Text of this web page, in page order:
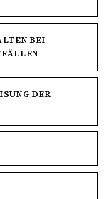
BEI
DER